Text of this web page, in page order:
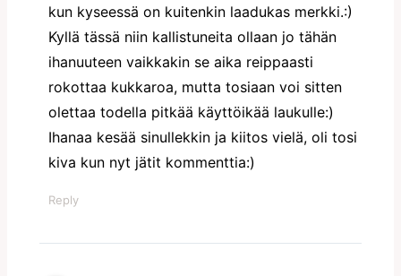
kun kyseessä on kuitenkin laadukas merkki.:)
Kyllä tässä niin kallistuneita ollaan jo tähän
ihanuuteen vaikkakin se aika reippaasti
rokottaa kukkaroa, mutta tosiaan voi sitten
olettaa todella pitkää käyttöikää laukulle:)
Ihanaa kesää sinullekkin ja kiitos vielä, oli tosi
kiva kun nyt jätit kommenttia:)
Reply